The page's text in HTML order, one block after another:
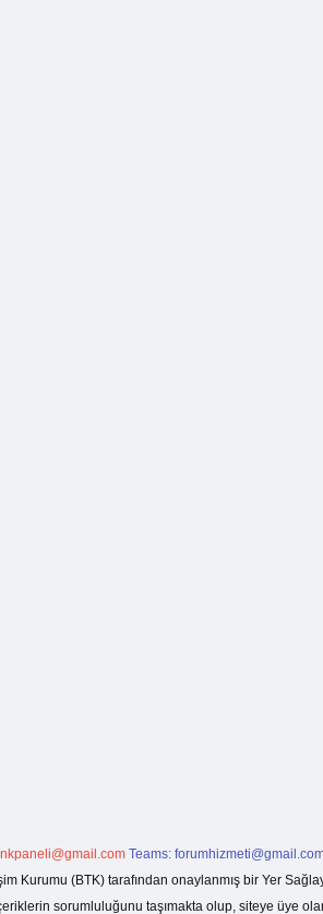
Teams:
Kurumu (BTK) tarafından onaylanmış bir Yer
sorumluluğunu taşımakta olup, siteye üye